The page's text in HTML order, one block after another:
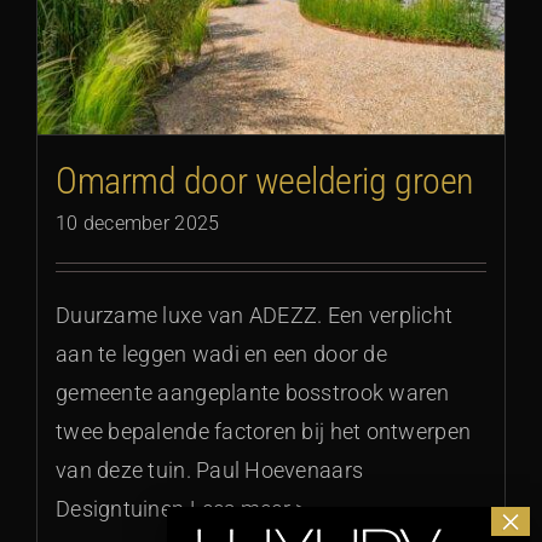
Omarmd door weelderig groen
10 december 2025
Duurzame luxe van ADEZZ. Een verplicht
aan te leggen wadi en een door de
gemeente aangeplante bosstrook waren
twee bepalende factoren bij het ontwerpen
van deze tuin. Paul Hoevenaars
Designtuinen Lees meer >